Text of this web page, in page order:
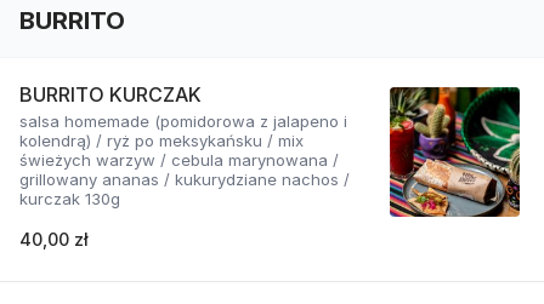
BURRITO
BURRITO KURCZAK
salsa homemade (pomidorowa z jalapeno i
kolendrą) / ryż po meksykańsku / mix
świeżych warzyw / cebula marynowana /
grillowany ananas / kukurydziane nachos /
kurczak 130g
40,00 zł